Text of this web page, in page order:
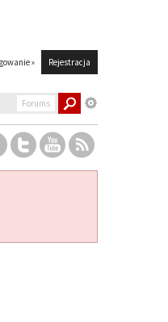
» Rejestracja
Forums